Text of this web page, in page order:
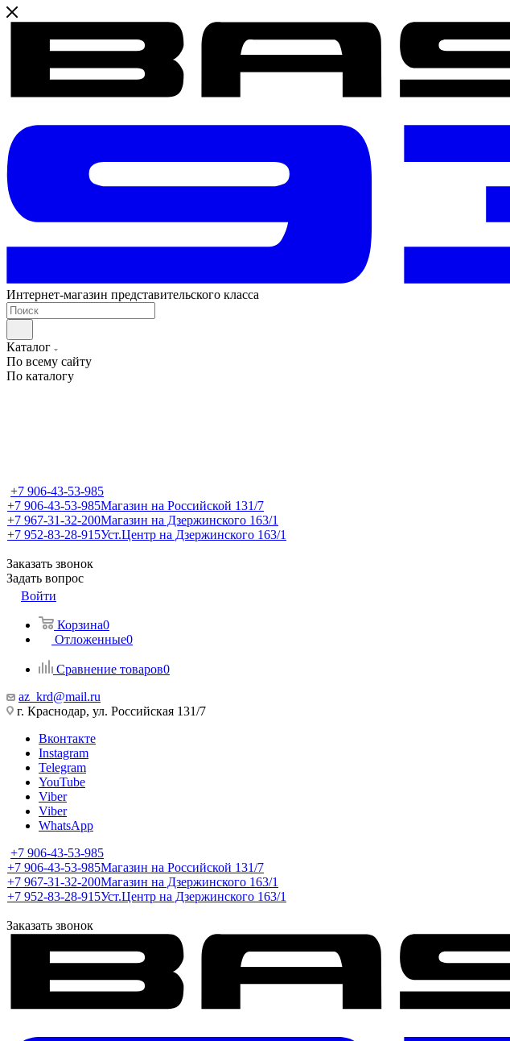
Интернет-магазин представительского класса
Каталог
По всему сайту
По каталогу
+7 906-43-53-985
+7 906-43-53-985Магазин на Российской 131/7
+7 967-31-32-200Магазин на Дзержинского 163/1
+7 952-83-28-915Уст.Центр на Дзержинского 163/1
Заказать звонок
Задать вопрос
Войти
Корзина0
Отложенные0
Сравнение товаров0
az_krd@mail.ru
г. Краснодар, ул. Российская 131/7
Вконтакте
Instagram
Telegram
YouTube
Viber
Viber
WhatsApp
+7 906-43-53-985
+7 906-43-53-985Магазин на Российской 131/7
+7 967-31-32-200Магазин на Дзержинского 163/1
+7 952-83-28-915Уст.Центр на Дзержинского 163/1
Заказать звонок